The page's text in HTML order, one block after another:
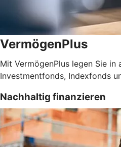
VermögenPlus
Mit VermögenPlus legen Sie in
Investmentfonds, Indexfonds
Nachhaltig finanzieren